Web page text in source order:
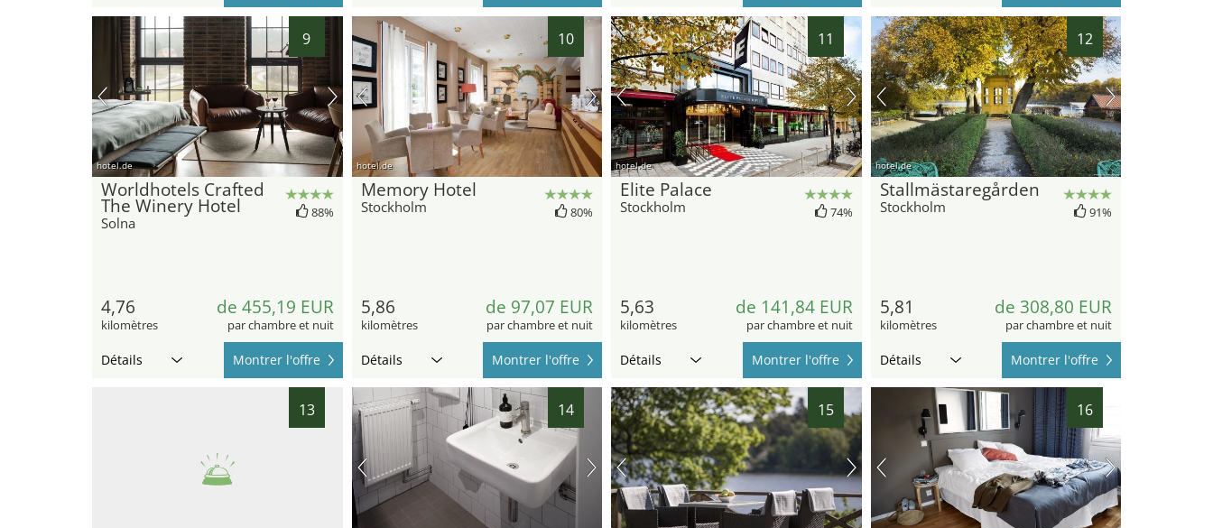
9
hotel.de
Worldhotels Crafted
The Winery Hotel
Solna
88%
4,76
kilomètres
de 455,19 EUR
par chambre et nuit
Détails Montrer l'offre
10
hotel.de
Memory Hotel
Stockholm 80%
5,86
kilomètres
de 97,07 EUR
par chambre et nuit
Détails Montrer l'offre
11
hotel.de
Elite Palace
Stockholm 74%
5,63
kilomètres
de 141,84 EUR
par chambre et nuit
Détails Montrer l'offre
12
hotel.de
Stallmästaregården
Stockholm 91%
5,81
kilomètres
de 308,80 EUR
par chambre et nuit
Détails Montrer l'offre
13 14 15 16